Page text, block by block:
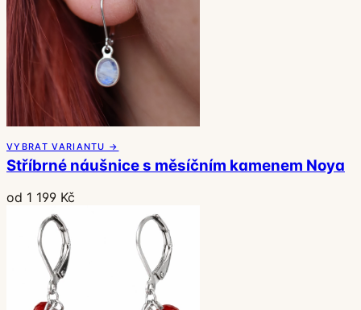
VYBRAT VARIANTU →
Stříbrné náušnice s měsíčním kamenem Noya
od 1 199 Kč